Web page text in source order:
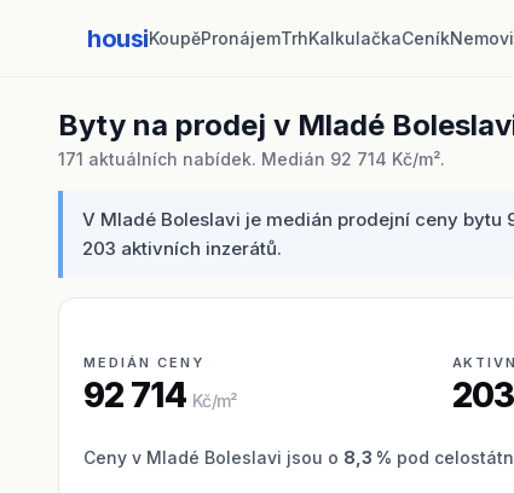
housiKoupěPronájemTrhKalkulačkaCeník
Byty na prodej v Mladé
171 aktuálních nabídek. Medián 92 714 Kč/m².
V Mladé Boleslavi je medián prodejní ceny bytu
203 aktivních inzerátů.
MEDIÁN CENY
92 714 Kč/m² 203
Ceny v Mladé Boleslavi jsou o 8,3 % pod